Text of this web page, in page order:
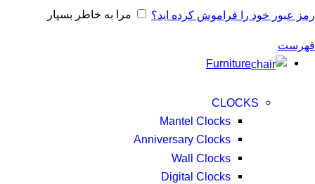
رمز عبور خود را فراموش کرده اید؟ مرا به خاطر بسپار
فهرست
Furniture
CLOCKS
Mantel Clocks
Anniversary Clocks
Wall Clocks
Digital Clocks